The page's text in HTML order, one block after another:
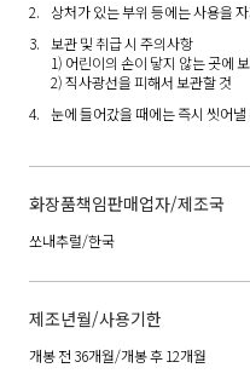
상처가 있는 부위 등에는 사용을
보관 및 취급 시 주의사항
1) 어린이의 손이 닿지 않는 곳에
2) 직사광선을 피해서 보관할 것
눈에 들어갔을 때에는 즉시 씻어낼
화장품책임판매업자/제조국
쏘내추럴/한국
제조년월/사용기한
개봉 전 36개월/개봉 후 12개월